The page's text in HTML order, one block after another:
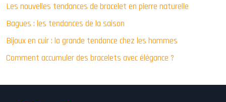
Les nouvelles tendances de bracelet en pierre naturelle
Bagues : les tendances de la saison
Bijoux en cuir : la grande tendance chez les hommes
Comment accumuler des bracelets avec élégance ?